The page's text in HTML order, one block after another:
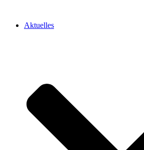
Aktuelles